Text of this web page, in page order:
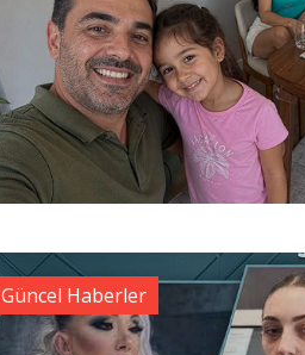
Güncel Haberler